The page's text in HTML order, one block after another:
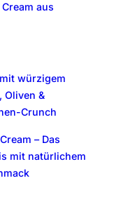
aus
würzigem
Oliven &
Crunch
– Das
mit natürlichem